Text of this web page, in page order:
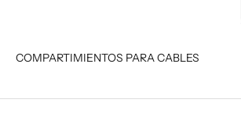
COMPARTIMIENTOS PARA CABLES